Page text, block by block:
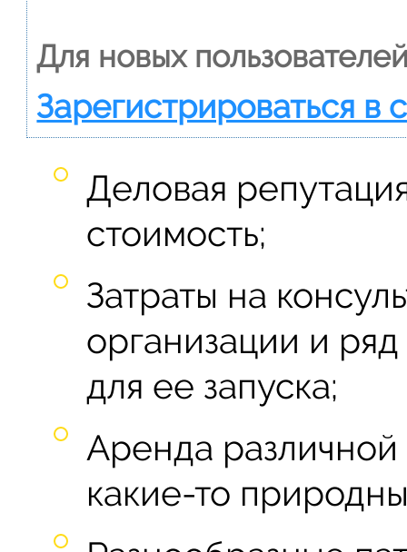
Для новых
Зарегистрироваться в
Деловая
стоимость;
Затраты на
организации и
для ее запуска;
Аренда
какие-то